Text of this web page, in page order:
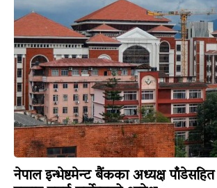
नेपाल इन्भेष्टमेन्ट बैंकका अध्यक्ष पाँडेसहित